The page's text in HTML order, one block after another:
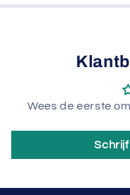
Wees de eerste